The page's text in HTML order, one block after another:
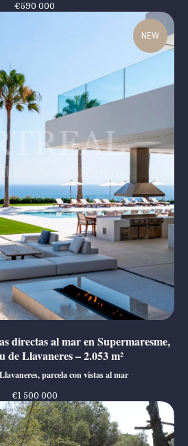
€590 000
NEW
directas al mar en Supermaresme,
de Llavaneres – 2.053 m²
parcela con vistas al mar
€1 500 000